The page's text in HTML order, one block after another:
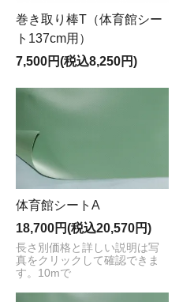
巻き取り棒T（体育館シー
ト137cm用）
7,500円(税込8,250円)
体育館シートA
18,700円(税込20,570円)
長さ別価格と詳しい説明は写
真をクリックして確認できま
す。10mで